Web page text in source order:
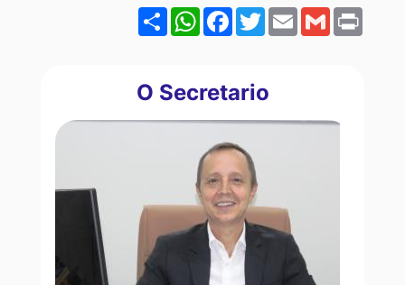
Planejamento
ShareWhatsApp
Facebook
Twitter
EmailGmail
O Secretario